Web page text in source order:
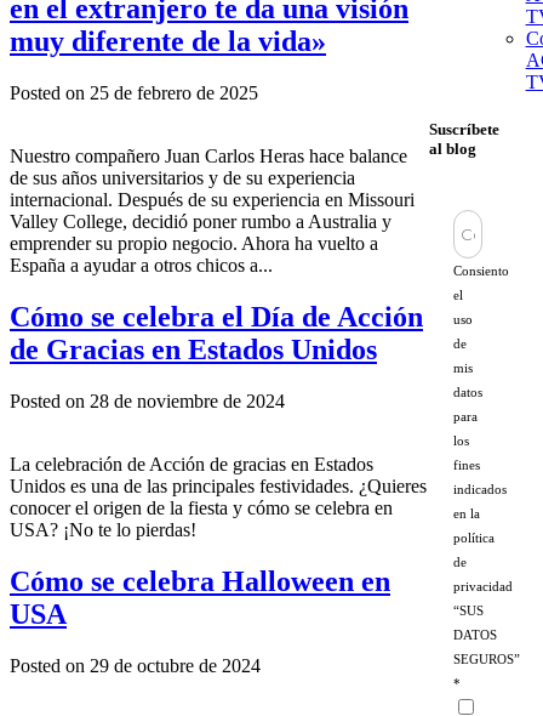
en el extranjero te da una visión
muy diferente de la vida»
Posted on 25 de febrero de 2025
Nuestro compañero Juan Carlos Heras hace balance
de sus años universitarios y de su experiencia
internacional. Después de su experiencia en Missouri
Valley College, decidió poner rumbo a Australia y
emprender su propio negocio. Ahora ha vuelto a
España a ayudar a otros chicos a...
Cómo se celebra el Día de Acción
de Gracias en Estados Unidos
Posted on 28 de noviembre de 2024
La celebración de Acción de gracias en Estados
Unidos es una de las principales festividades. ¿Quieres
conocer el origen de la fiesta y cómo se celebra en
USA? ¡No te lo pierdas!
Cómo se celebra Halloween en
USA
Posted on 29 de octubre de 2024
Suscríbete
al blog
Consiento
el
uso
de
mis
datos
para
los
fines
indicados
en la
política
de
privacidad
“SUS
DATOS
SEGUROS”
*